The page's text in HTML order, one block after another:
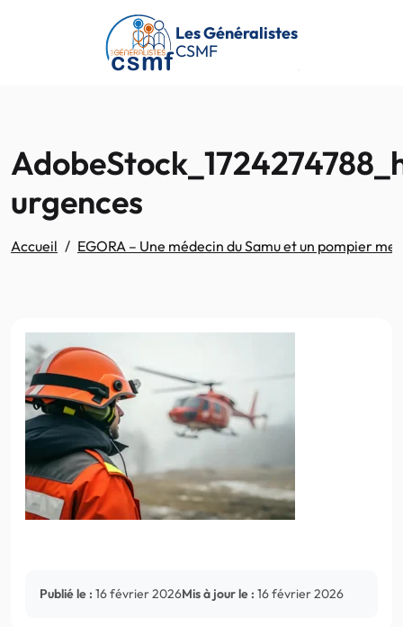
Passer au contenu principal
Les Généralistes
CSMF
urgences
Accueil EGORA – Une médecin du Samu et un pompier
Publié le : 16 février 2026Mis à jour le : 16 février 2026